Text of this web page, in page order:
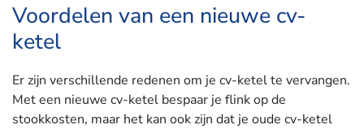
Voordelen van een nieuwe cv-
ketel
Er zijn verschillende redenen om je cv-ketel te vervangen.
Met een nieuwe cv-ketel bespaar je flink op de
stookkosten, maar het kan ook zijn dat je oude cv-ketel